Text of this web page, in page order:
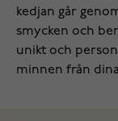
kedjan går
smycken och
unikt och
minnen från